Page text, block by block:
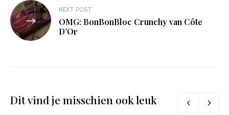
NEXT POST
OMG: BonBonBloc Crunchy van Côte
D’Or
Dit vind je misschien ook leuk